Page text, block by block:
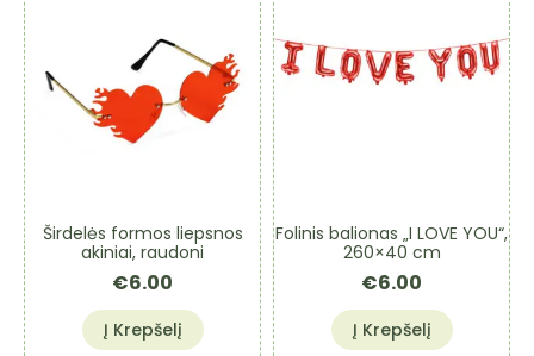
Širdelės formos liepsnos
akiniai, raudoni
€6.00
Į Krepšelį
Folinis balionas „I LOVE YOU“,
260×40 cm
€6.00
Į Krepšelį